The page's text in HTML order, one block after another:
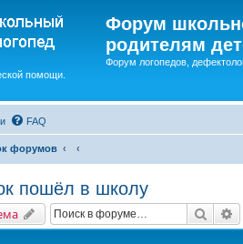
Форум
родителям
Форум логопедов,
помощи.
FAQ
форумов
пошёл в школу
Поиск